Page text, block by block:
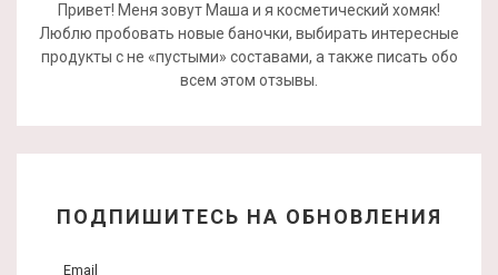
Привет! Меня зовут Маша и я косметический хомяк!
Люблю пробовать новые баночки, выбирать интересные
продукты с не «пустыми» составами, а также писать обо
всем этом отзывы.
ПОДПИШИТЕСЬ НА ОБНОВЛЕНИЯ
Email